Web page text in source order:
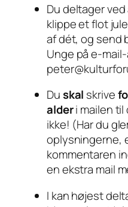
Du deltager
klippe et flot
af dét, og send
Unge på e-
Duskal skrive
alderi mailen til
ikke! (Har du
oplysningerne,
kommentaren
en ekstra mail
I kan højest